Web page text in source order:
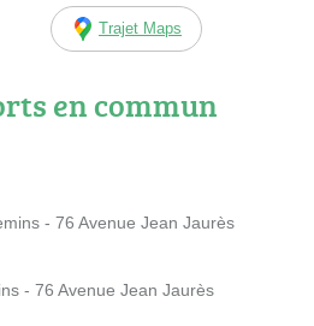
Trajet Maps
en commun
- 76 Avenue Jean Jaurès
- 76 Avenue Jean Jaurès